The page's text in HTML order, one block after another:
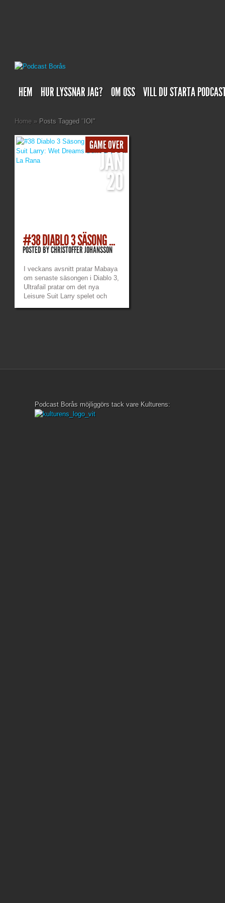
HEM HUR LYSSNAR JAG? OM OSS VILL DU STARTA
Home » Posts Tagged " IOI"
GAME OVER
JAN
20
#38 DIABLO 3 SÄSONG ...
POSTED BYCHRISTOFFER JOHANSSON
I veckans avsnitt pratar Mabaya
om senaste säsongen i Diablo 3,
Ultrafail pratar om det nya
Leisure Suit Larry spelet och
Podcast Borås möjliggörs tack vare Kulturens: